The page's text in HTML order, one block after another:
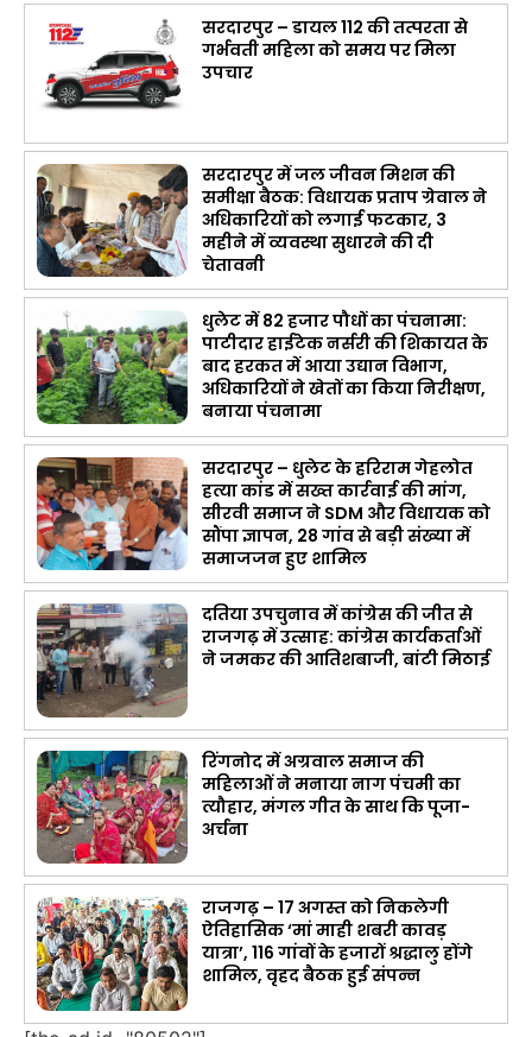
सरदारपुर – डायल 112 की तत्परता से
गर्भवती महिला को समय पर मिला
उपचार
सरदारपुर में जल जीवन मिशन की
समीक्षा बैठक: विधायक प्रताप ग्रेवाल ने
अधिकारियों को लगाई फटकार, 3
महीने में व्यवस्था सुधारने की दी
चेतावनी
धुलेट में 82 हजार पौधों का पंचनामा:
पाटीदार हाईटेक नर्सरी की शिकायत के
बाद हरकत में आया उद्यान विभाग,
अधिकारियों ने खेतों का किया निरीक्षण,
बनाया पंचनामा
सरदारपुर – धुलेट के हरिराम गेहलोत
हत्या कांड में सख्त कार्रवाई की मांग,
सीरवी समाज ने SDM और विधायक को
सौंपा ज्ञापन, 28 गांव से बड़ी संख्या में
समाजजन हुए शामिल
दतिया उपचुनाव में कांग्रेस की जीत से
राजगढ़ में उत्साह: कांग्रेस कार्यकर्ताओं
ने जमकर की आतिशबाजी, बांटी मिठाई
रिंगनोद में अग्रवाल समाज की
महिलाओं ने मनाया नाग पंचमी का
त्यौहार, मंगल गीत के साथ कि पूजा-
अर्चना
राजगढ़ – 17 अगस्त को निकलेगी
ऐतिहासिक ‘मां माही शबरी कावड़
यात्रा’, 116 गांवों के हजारों श्रद्धालु होंगे
शामिल, वृहद बैठक हुई संपन्न